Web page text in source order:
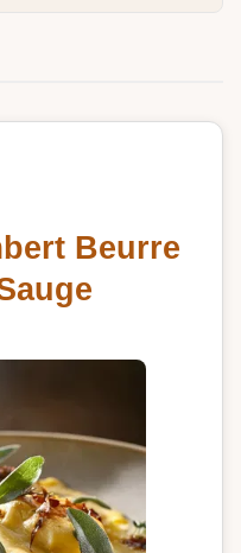
Beurre